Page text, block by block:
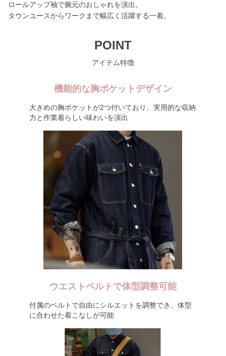
ロールアップ袖で腕元のおしゃれを演出。
タウンユースからワークまで幅広く活躍する一着。
POINT
アイテム特徴
機能的な胸ポケットデザイン
大きめの胸ポケットが2つ付いており、実用的な収納
力と作業着らしい味わいを演出
ウエストベルトで体型調整可能
付属のベルトで自由にシルエットを調整でき、体型
に合わせた着こなしが可能